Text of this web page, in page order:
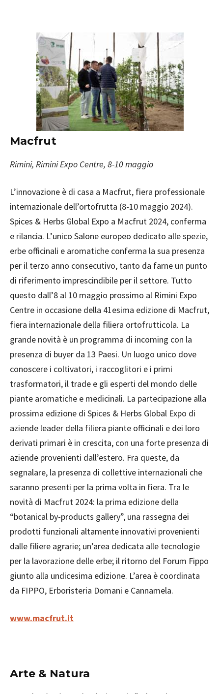
Macfrut
Rimini, Rimini Expo Centre, 8-10 maggio
L’innovazione è di casa a Macfrut, fiera professionale
internazionale dell’ortofrutta (8-10 maggio 2024).
Spices & Herbs Global Expo a Macfrut 2024, conferma
e rilancia. L’unico Salone europeo dedicato alle spezie,
erbe officinali e aromatiche conferma la sua presenza
per il terzo anno consecutivo, tanto da farne un punto
di riferimento imprescindibile per il settore. Tutto
questo dall’8 al 10 maggio prossimo al Rimini Expo
Centre in occasione della 41esima edizione di Macfrut,
fiera internazionale della filiera ortofrutticola. La
grande novità è un programma di incoming con la
presenza di buyer da 13 Paesi. Un luogo unico dove
conoscere i coltivatori, i raccoglitori e i primi
trasformatori, il trade e gli esperti del mondo delle
piante aromatiche e medicinali. La partecipazione alla
prossima edizione di Spices & Herbs Global Expo di
aziende leader della filiera piante officinali e dei loro
derivati primari è in crescita, con una forte presenza di
aziende provenienti dall’estero. Fra queste, da
segnalare, la presenza di collettive internazionali che
saranno presenti per la prima volta in fiera. Tra le
novità di Macfrut 2024: la prima edizione della
“botanical by-products gallery”, una rassegna dei
prodotti funzionali altamente innovativi provenienti
dalle filiere agrarie; un’area dedicata alle tecnologie
per la lavorazione delle erbe; il ritorno del Forum Fippo
giunto alla undicesima edizione. L’area è coordinata
da FIPPO, Erboristeria Domani e Cannamela.
www.macfrut.it
Arte & Natura